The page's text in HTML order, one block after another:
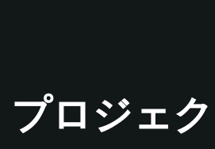
プロジェ